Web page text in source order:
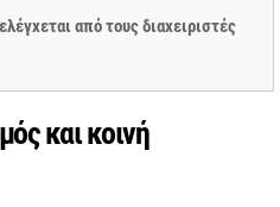
από τους διαχειριστές
και κοινή